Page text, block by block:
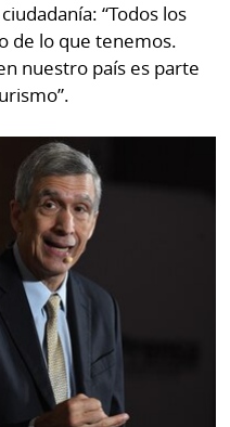
“Todos los
de lo que tenemos.
nuestro país es parte